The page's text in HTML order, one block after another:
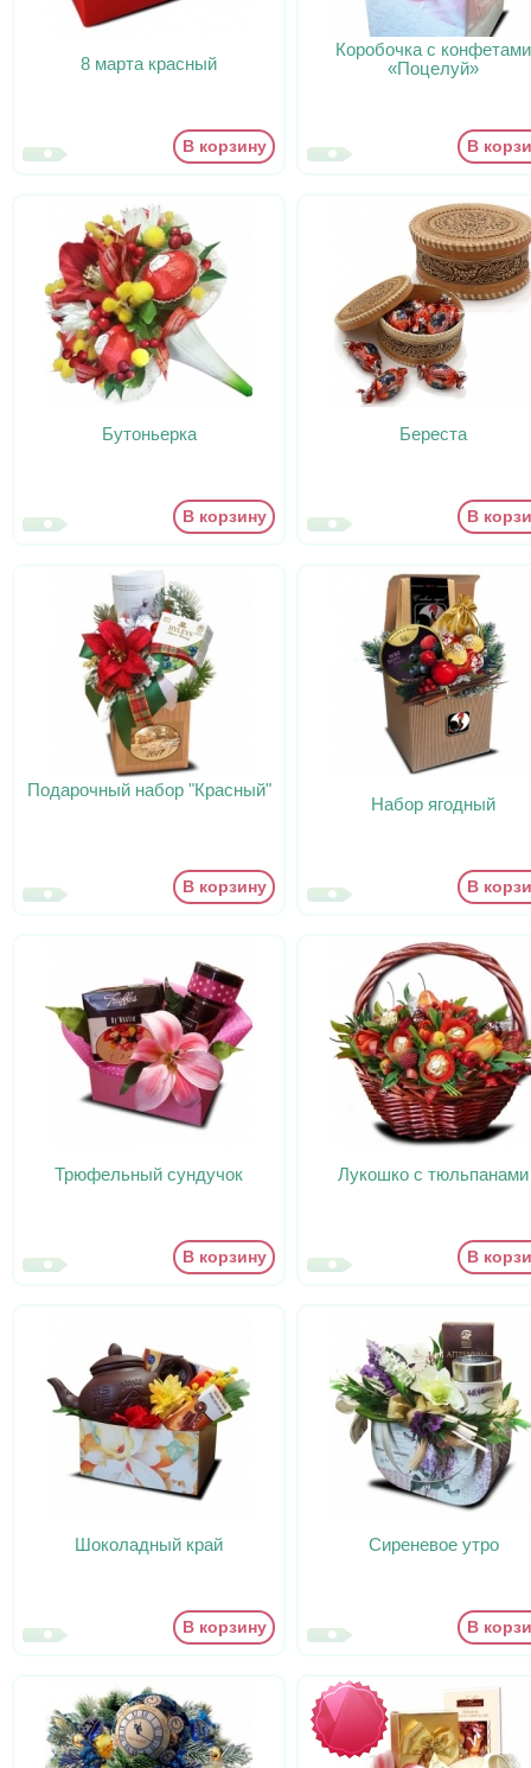
8 марта красный
В корзину
Коробочка с конфетами
«Поцелуй»
В
Бутоньерка
В корзину
Береста
В
Подарочный набор "Красный"
В корзину
Набор ягодный
В
Трюфельный сундучок
В корзину
Лукошко с тюльпанами
В
Шоколадный край
В корзину
Сиреневое утро
В